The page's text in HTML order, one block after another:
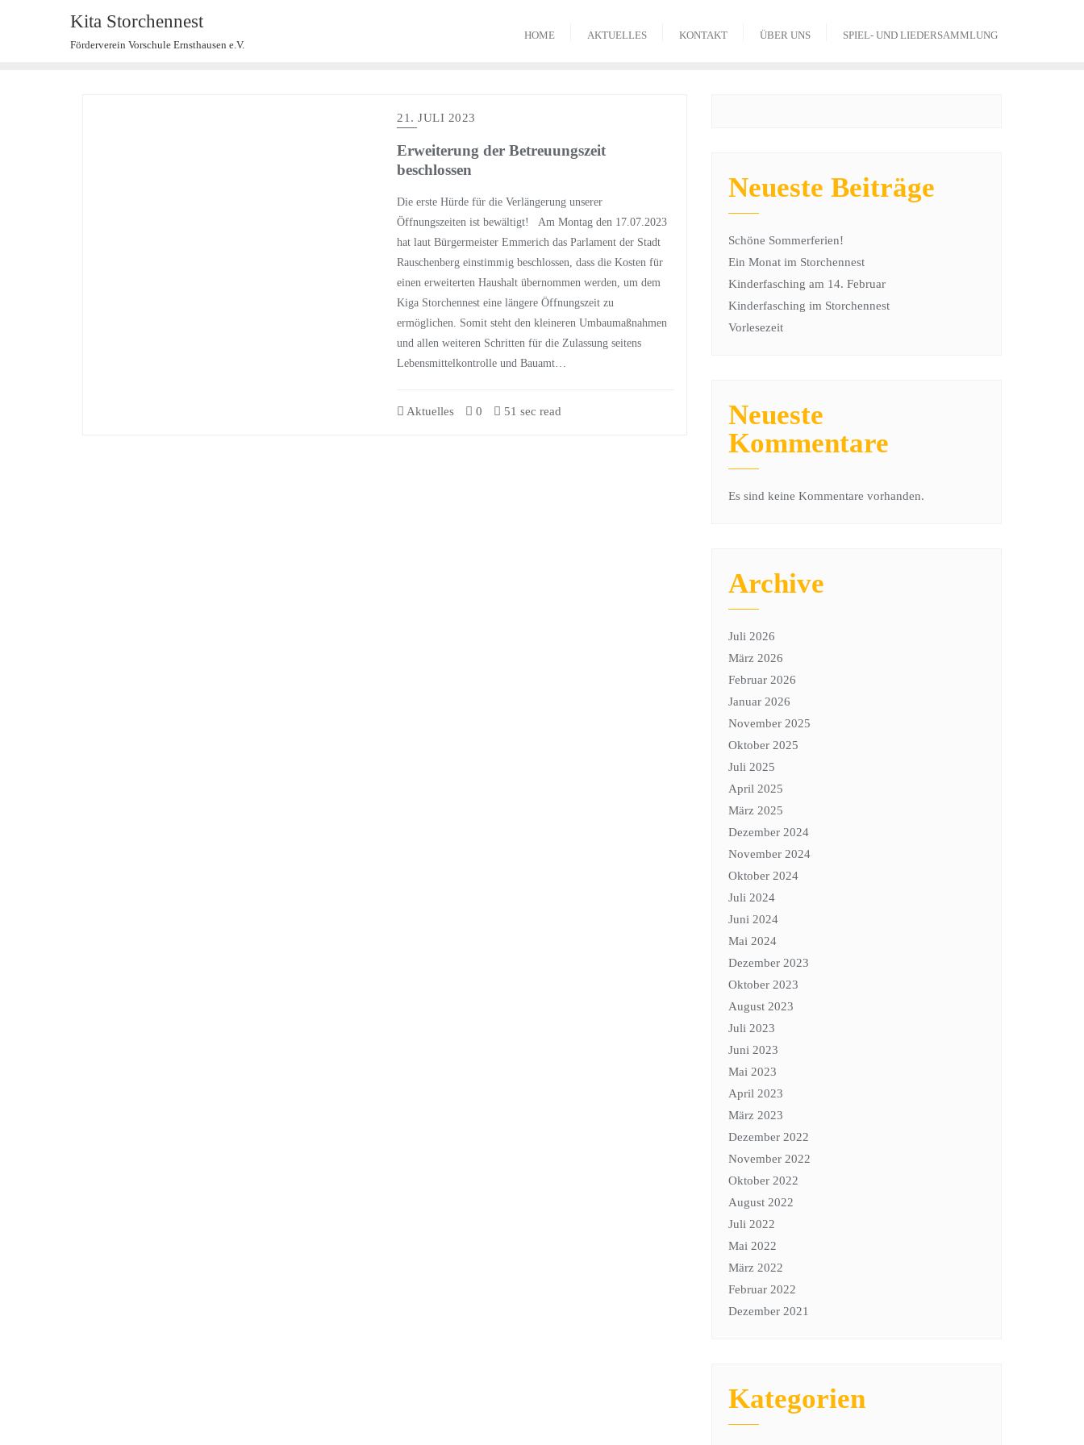
Kita Storchennest
Förderverein Vorschule Ernsthausen e.V.
HOME AKTUELLES KONTAKT ÜBER UNS SPIEL- UND LIEDERSAMMLUNG
21. JULI 2023
Erweiterung der Betreuungszeit
beschlossen
Die erste Hürde für die Verlängerung unserer
Öffnungszeiten ist bewältigt! Am Montag den 17.07.2023
hat laut Bürgermeister Emmerich das Parlament der Stadt
Rauschenberg einstimmig beschlossen, dass die Kosten für
einen erweiterten Haushalt übernommen werden, um dem
Kiga Storchennest eine längere Öffnungszeit zu
ermöglichen. Somit steht den kleineren Umbaumaßnahmen
und allen weiteren Schritten für die Zulassung seitens
Lebensmittelkontrolle und Bauamt…
Aktuelles 0 51 sec read
Neueste Beiträge
Schöne Sommerferien!
Ein Monat im Storchennest
Kinderfasching am 14. Februar
Kinderfasching im Storchennest
Vorlesezeit
Neueste
Kommentare
Es sind keine Kommentare vorhanden.
Archive
Juli 2026
März 2026
Februar 2026
Januar 2026
November 2025
Oktober 2025
Juli 2025
April 2025
März 2025
Dezember 2024
November 2024
Oktober 2024
Juli 2024
Juni 2024
Mai 2024
Dezember 2023
Oktober 2023
August 2023
Juli 2023
Juni 2023
Mai 2023
April 2023
März 2023
Dezember 2022
November 2022
Oktober 2022
August 2022
Juli 2022
Mai 2022
März 2022
Februar 2022
Dezember 2021
Kategorien